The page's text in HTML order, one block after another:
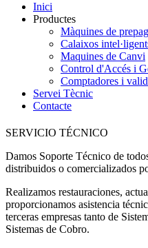
Inici
Productes
Màquines de
Calaixos
Maquines de Canvi
Control d'Accés i
Comptadores i
Servei Tècnic
Contacte
SERVICIO TÉCNICO
Damos Soporte Técnico de
distribuidos o comercializados
Realizamos restauraciones,
proporcionamos asistencia
terceras empresas tanto de
Sistemas de Cobro.